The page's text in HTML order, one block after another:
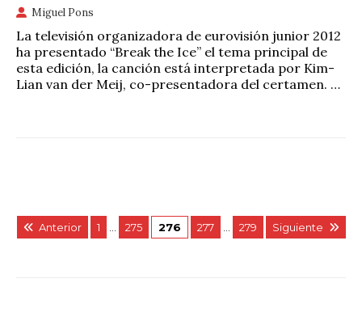
Miguel Pons
La televisión organizadora de eurovisión junior 2012
ha presentado “Break the Ice” el tema principal de
esta edición, la canción está interpretada por Kim-
Lian van der Meij, co-presentadora del certamen. …
Anterior 1 … 275 276 277 … 279 Siguiente